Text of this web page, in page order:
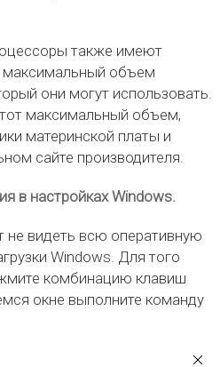
также имеют
максимальный объем
они могут использовать.
максимальный объем,
материнской платы и
сайте производителя.
в настройках Windows.
видеть всю оперативную
Windows. Для того
комбинацию клавиш
окне выполните команду